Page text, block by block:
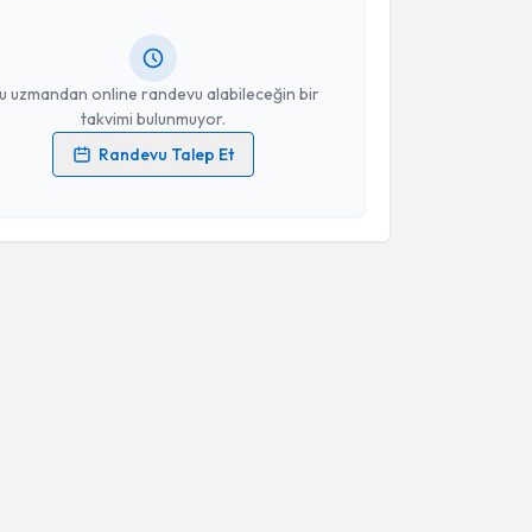
uzmandan online randevu alabileceğin bir
takvimi bulunmuyor.
Randevu Talep Et
verilerimin işlenmesine ilişkinAydınlatma Metni